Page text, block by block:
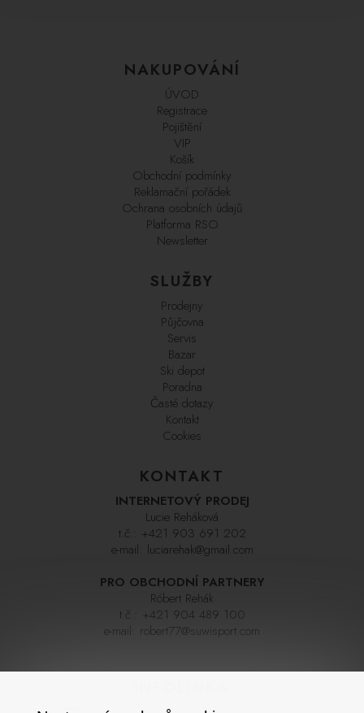
NAKUPOVÁNÍ
ÚVOD
Registrace
Pojištění
VIP
Košík
Obchodní podmínky
Reklamační pořádek
Ochrana osobních údajů
Platforma RSO
Newsletter
SLUŽBY
Prodejny
Půjčovna
Servis
Bazar
Ski depot
Poradna
Časté dotazy
Kontakt
Cookies
KONTAKT
INTERNETOVÝ PRODEJ
Lucie Reháková
t.č.: +421 903 691 202
e-mail: luciarehak@gmail.com
PRO OBCHODNÍ PARTNERY
Róbert Rehák
t.č.:
+421 904 489 100
e-mail: robert77@suwisport.com